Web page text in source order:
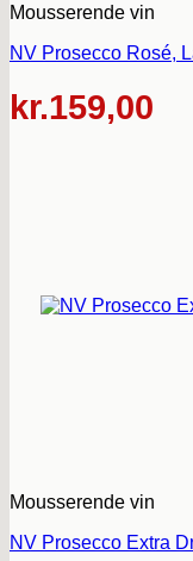
Mousserende vin
NV Prosecco Rosé,
kr.159,00
Mousserende vin
NV Prosecco Extra